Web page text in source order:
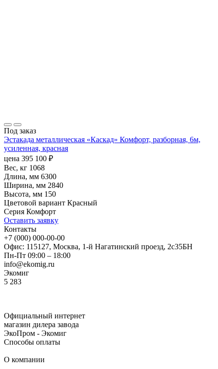
Под заказ
Эстакада металлическая «Каскад» Комфорт, разборная, 6м,
усиленная, красная
цена 395 100 ₽
Вес, кг 1068
Длина, мм 6300
Ширина, мм 2840
Высота, мм 150
Цветовой вариант Красный
Серия Комфорт
Оставить заявку
Контакты
+7 (000) 000-00-00
Офис: 115127, Москва, 1-й Нагатинский проезд, 2с35БН
Пн-Пт 09:00 – 18:00
info@ekomig.ru
Экомиг
5 283
Официальный интернет
магазин дилера завода
ЭкоПром - Экомиг
Способы оплаты
О компании